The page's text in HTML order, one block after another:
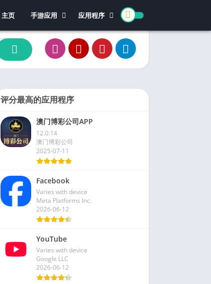
主页
手游应用
休闲游戏
冒险游戏
教育游戏
角色扮演
文字游戏
竞速游戏
策略游戏
应用程序
体育
办公
评分最高的应用程序
澳门博彩公司APP
12.0.14
澳门博彩公司
2025-07-11
Facebook
Varies with device
Meta Platforms Inc.
2026-06-12
YouTube
Varies with device
Google LLC
2026-06-12